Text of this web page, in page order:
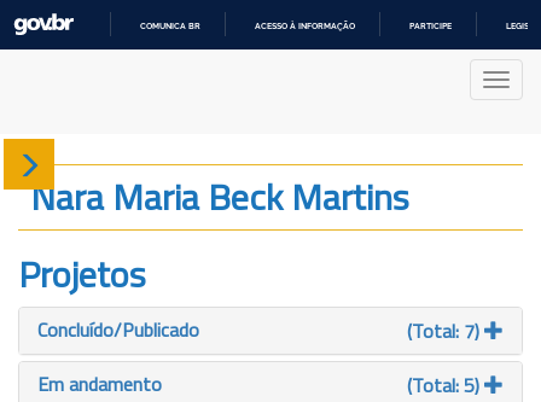
COMUNICA BR ACESSO À INFORMAÇÃO PARTICIPE
Sobre
Produção
Projetos
Gráficos
Nara Maria Beck Martins
Projetos
Concluído/Publicado
(Total: 7)
Em andamento
(Total: 5)